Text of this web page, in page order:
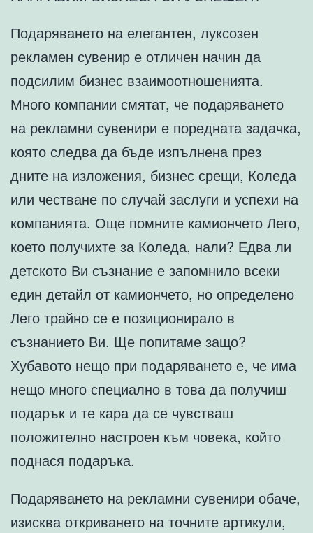
Подаряването на елегантен, луксозен
рекламен сувенир е отличен начин да
подсилим бизнес взаимоотношенията.
Много компании смятат, че подаряването
на рекламни сувенири е поредната задачка,
която следва да бъде изпълнена през
дните на изложения, бизнес срещи, Коледа
или честване по случай заслуги и успехи на
компанията. Още помните камиончето Лего,
което получихте за Коледа, нали? Едва ли
детското Ви съзнание е запомнило всеки
един детайл от камиончето, но определено
Лего трайно се е позиционирало в
съзнанието Ви. Ще попитаме защо?
Хубавото нещо при подаряването е, че има
нещо много специално в това да получиш
подарък и те кара да се чувстваш
положително настроен към човека, който
поднася подаръка.
Подаряването на рекламни сувенири обаче,
изисква откриването на точните артикули,